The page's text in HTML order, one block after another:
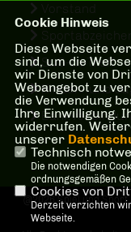
Vorstand
Sportabzeichen
SuS-In-Treff
Kinder- und
@2026 Spiel und Sport
Cookie Hinweis
Diese Webseite
sind, um die
wir Dienste von
Webangebot zu
die Verwendung
Ihre Einwilligung.
widerrufen.
unserer
Technisch
Die notwendigen
ordnungsgemäßen
Cookies von
Derzeit verzichten
Webseite.